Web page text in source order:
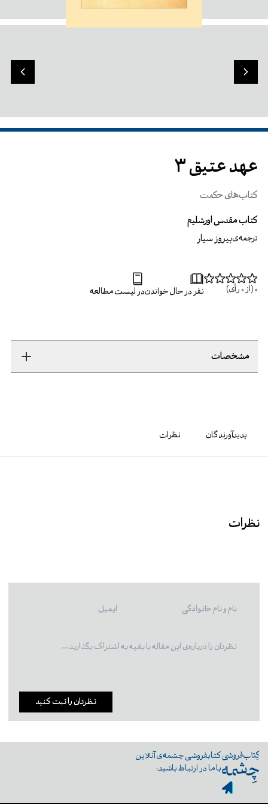
عهد عتیق 3
کتاب‌های حکمت
کتاب مقدس اورشلیم
ترجمه‌یپیروز سیار
0 (از 0 رأی) نفر در حال خواندندر لیست مطالعه
مشخصات
پدیدآورندگان نظرات
نظرات
نظرتان را ثبت کنید
کتابفروشی چشمه‌ی آنلاین
با ما در ارتباط باشید: